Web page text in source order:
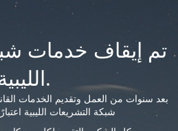
تم إيقاف خدمات
الليبية.
بعد سنوات من العمل وتقديم الخدمات
شبكة التشريعات الليبية اعتبارًا